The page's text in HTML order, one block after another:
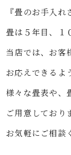
『畳のお手入れ
畳は５年目、１
当店では、お客
お応えできるよ
様々な畳表や、
ご用意しており
お気軽にご相談